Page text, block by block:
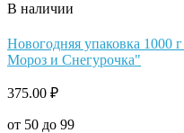
В наличии
Новогодняя упаковка 1000
Мороз и Снегурочка"
375.00 ₽
от 50 до 99